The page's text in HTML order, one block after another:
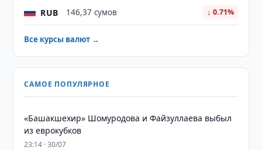
RUB 146,37 сумов ↓ 0.71%
Все курсы валют →
САМОЕ ПОПУЛЯРНОЕ
«Башакшехир» Шомуродова и Файзуллаева выбыл
из еврокубков
23:14 · 30/07